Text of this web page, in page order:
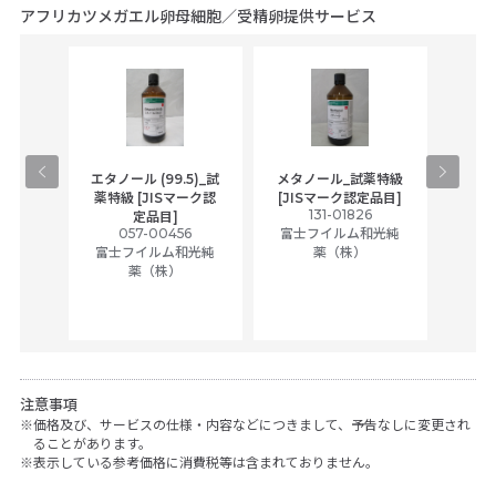
アフリカツメガエル卵母細胞／受精卵提供サービス
エタノール (99.5)_試
薬特級 [JISマーク認
定品目]
057-00456
富士フイルム和光純
薬（株）
メタノール_試薬特級
[JISマーク認定品目]
131-01826
富士フイルム和光純
薬（株）
注意事項
価格及び、サービスの仕様・内容などにつきまして、予告なしに変更され
ることがあります。
表示している参考価格に消費税等は含まれておりません。